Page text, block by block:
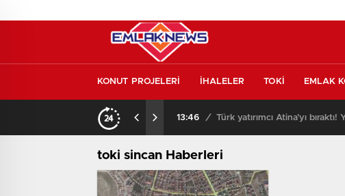
KONUT PROJELERİ İHALELER TOKİ EMLAK
13:46 / Türk yatırımcı Atina’yı
toki sincan Haberleri